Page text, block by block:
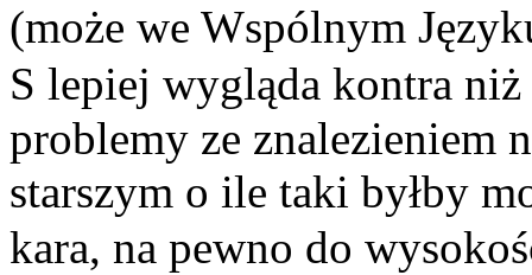
(może we Wspólnym
S lepiej wygląda kontra niż
problemy ze znalezieniem
starszym o ile taki byłby
kara, na pewno do